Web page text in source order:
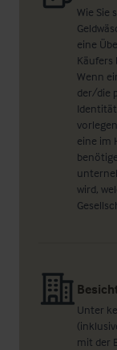
Wie Sie
eine
Wenn
der/die
eine im
wird,
Unter
mit der